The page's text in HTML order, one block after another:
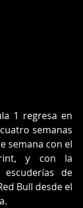
1 regresa en
semanas
semana con el
y con la
de
Bull desde el